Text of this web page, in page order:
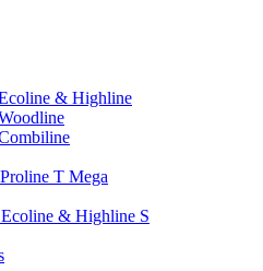
& Highline
T Mega
& Highline S